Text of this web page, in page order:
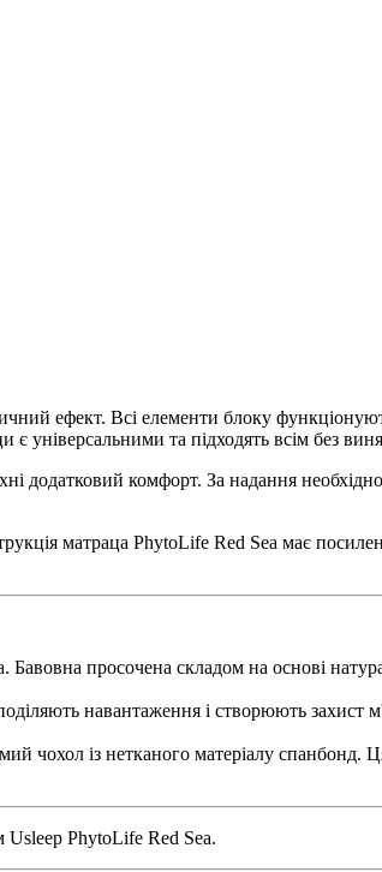
ефект. Всі елементи блоку
універсальними та підходять всім без
додатковий комфорт. За надання
матраца PhytoLife Red Sea має
просочена складом на основі
навантаження і створюють
із нетканого матеріалу спанбонд.
Usleep PhytoLife Red Sea.